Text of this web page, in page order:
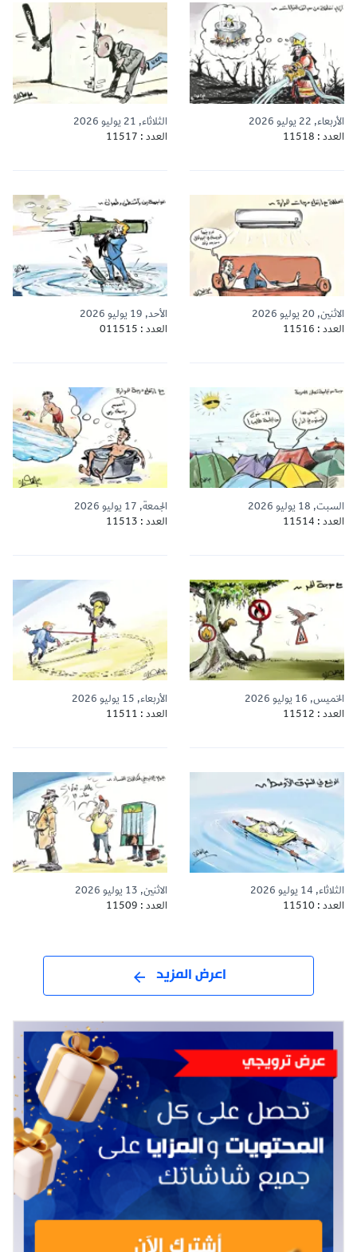
الأربعاء, 22 يوليو 2026
العدد : 11518
الثلاثاء, 21 يوليو 2026
العدد : 11517
الاثنين, 20 يوليو 2026
العدد : 11516
الأحد, 19 يوليو 2026
العدد : 011515
السبت, 18 يوليو 2026
العدد : 11514
الجمعة, 17 يوليو 2026
العدد : 11513
الخميس, 16 يوليو 2026
العدد : 11512
الأربعاء, 15 يوليو 2026
العدد : 11511
الثلاثاء, 14 يوليو 2026
العدد : 11510
الاثنين, 13 يوليو 2026
العدد : 11509
اعرض المزيد